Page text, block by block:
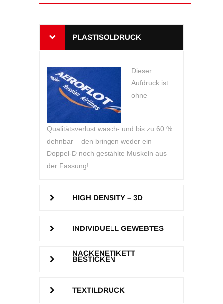
PLASTISOLDRUCK
Dieser
Aufdruck ist
ohne
Qualitätsverlust wasch- und bis zu 60 %
dehnbar – den bringen weder ein
Doppel-D noch gestählte Muskeln aus
der Fassung!
HIGH DENSITY – 3D
INDIVIDUELL GEWEBTES
NACKENETIKETT
BESTICKEN
TEXTILDRUCK